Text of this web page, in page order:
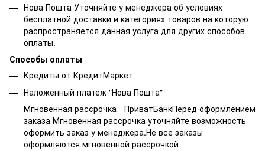
Нова Пошта Уточняйте у менеджера об условиях
бесплатной доставки и категориях товаров на которую
распространяется данная услуга для других способов
оплаты.
Способы оплаты
Кредиты от КредитМаркет
Наложенный платеж "Нова Пошта"
Мгновенная рассрочка - ПриватБанкПеред оформлением
заказа Мгновенная рассрочка уточняйте возможность
оформить заказ у менеджера.Не все заказы
оформляются мгновенной рассрочкой